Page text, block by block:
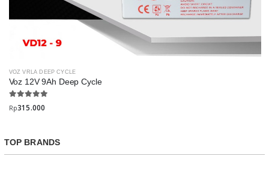
VOZ VRLA DEEP CYCLE
Voz 12V 9Ah Deep Cycle
Rp315.000
TOP BRANDS